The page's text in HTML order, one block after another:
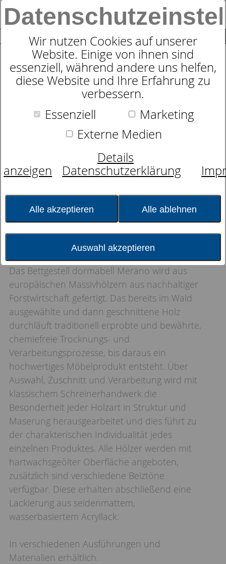
Wir nutzen Cookies auf unserer
Website. Einige von ihnen sind
essenziell, während andere uns helfen,
diese Website und Ihre Erfahrung zu
verbessern.
Essenziell
Marketing
Externe Medien
Details
anzeigen
Datenschutzerklärung
Alle akzeptieren Alle ablehnen
Auswahl akzeptieren
0
Bettgestell
dormabell Merano
Das Bettgestell dormabell Merano wird aus
europäischen Massivhölzern aus nachhaltiger
Forstwirtschaft gefertigt. Das bereits im Wald
ausgewählte und dann geschnittene Holz
durchläuft traditionell erprobte und bewährte,
chemiefreie Trocknungs- und
Verarbeitungsprozesse, bis daraus ein
hochwertiges Möbelprodukt entsteht. Über
Auswahl, Zuschnitt und Verarbeitung wird mit
klassischem Schreinerhandwerk die
Besonderheit jeder Holzart in Struktur und
Maserung herausgearbeitet und dies führt zu
der charakterischen Individualität jedes
einzelnen Produktes. Alle Hölzer werden mit
hartwachsgeölter Oberfläche angeboten,
zusätzlich sind verschiedene Beiztöne
verfügbar. Diese erhalten abschließend eine
Lackierung aus seidenmattem,
wasserbasiertem Acryllack.
In verschiedenen Ausführungen und
Materialien erhältlich.